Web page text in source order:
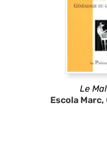
Le
Escola